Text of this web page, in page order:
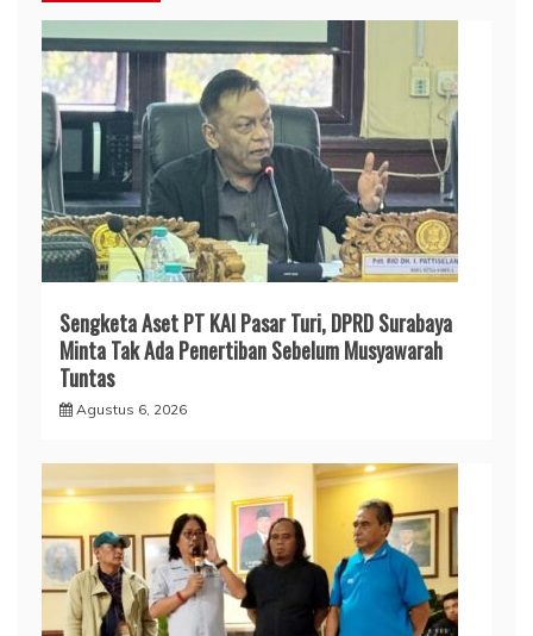
Sengketa Aset PT KAI Pasar Turi, DPRD Surabaya
Minta Tak Ada Penertiban Sebelum Musyawarah
Tuntas
Agustus 6, 2026